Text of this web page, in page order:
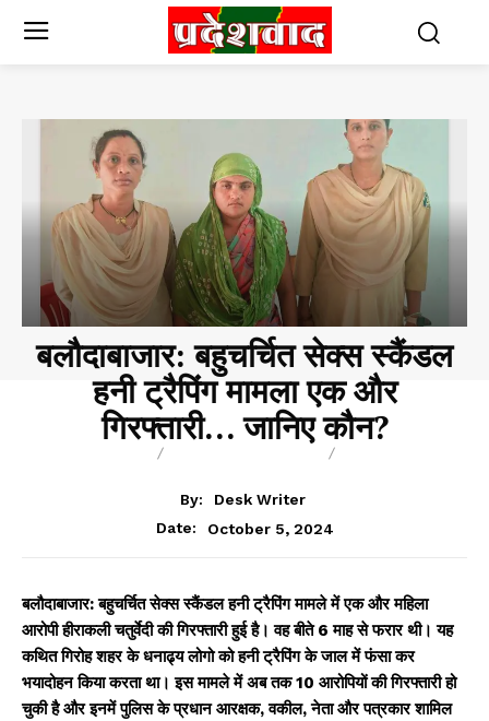
बलौदाबाजार: बहुचर्चित सेक्स स्कैंडल
हनी ट्रैपिंग मामला एक और
गिरफ्तारी… जानिए कौन?
By:
Desk Writer
Date:
October 5, 2024
बलौदाबाजार: बहुचर्चित सेक्स स्कैंडल हनी ट्रैपिंग मामले में एक और महिला
आरोपी हीराकली चतुर्वेदी की गिरफ्तारी हुई है। वह बीते 6 माह से फरार थी। यह
कथित गिरोह शहर के धनाढ्य लोगो को हनी ट्रैपिंग के जाल में फंसा कर
भयादोहन किया करता था। इस मामले में अब तक 10 आरोपियों की गिरफ्तारी हो
चुकी है और इनमें पुलिस के प्रधान आरक्षक, वकील, नेता और पत्रकार शामिल